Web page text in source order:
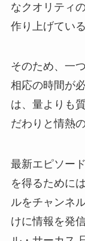
なクオリティ
作り上げてい
そのため、一
相応の時間が
は、量よりも
だわりと情熱
最新エピソー
を得るために
ルをチャンネ
けに情報を発